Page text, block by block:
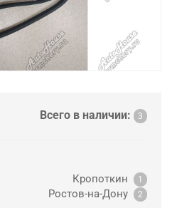
Всего в наличии: 3
Кропоткин 1
Ростов-на-Дону 2